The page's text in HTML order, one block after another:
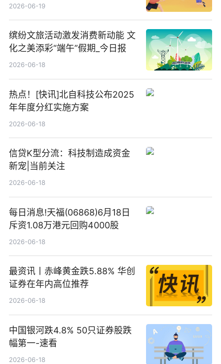
2026-06-19
缤纷文旅活动激发消费新动能 文
化之美添彩“端午”假期_今日报
2026-06-18
热点！[快讯]北自科技公布2025
年年度分红实施方案
2026-06-18
信贷K型分流：科技制造成资金
新宠|当前关注
2026-06-18
每日消息!天福(06868)6月18日
斥资1.08万港元回购4000股
2026-06-18
最资讯丨赤峰黄金跌5.88% 华创
证券在年内高位推荐
2026-06-18
中国银河跌4.8% 50只证券股跌
幅第一-速看
2026-06-18